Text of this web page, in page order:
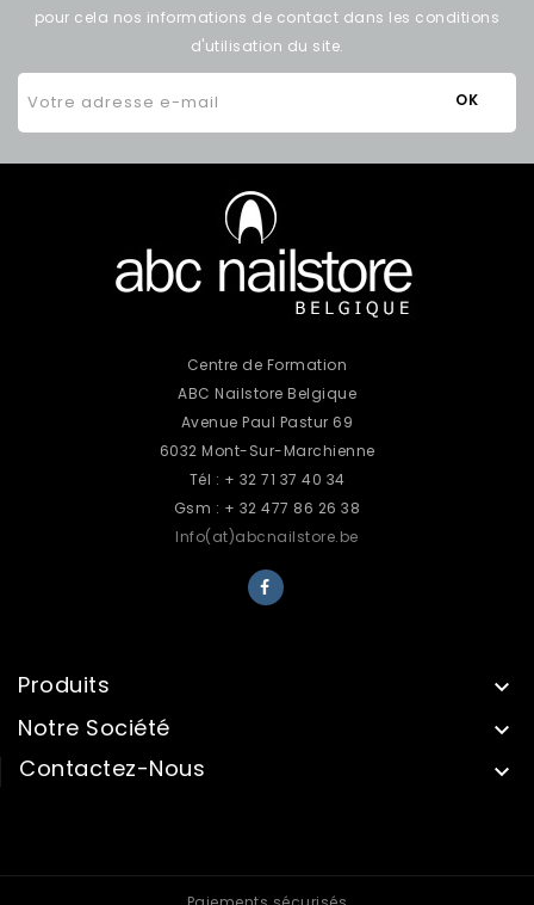
pour cela nos informations de contact dans les conditions
d'utilisation du site.
Centre de Formation
ABC Nailstore Belgique
Avenue Paul Pastur 69
6032 Mont-Sur-Marchienne
Tél : + 32 71 37 40 34
Gsm : + 32 477 86 26 38
Info(at)abcnailstore.be
Produits 
Notre Société 
Contactez-Nous 